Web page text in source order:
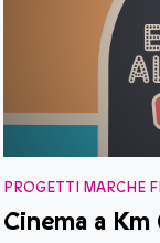
PROGETTI MARCHE
Cinema a Km